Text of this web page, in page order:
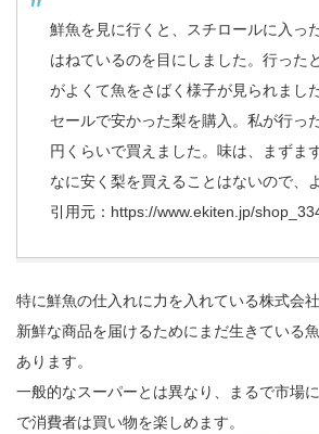
鮮魚を見に行くと、スチロールに入っ
はねているのを目にしました。行った
がよくて魚をさばく様子が見られました
セールで安かった梨を購入。私が行っ
円くらいで買えました。味は、まずま
なに安く梨を買えることはないので、
引用元： https://www.ekiten.jp/
特に鮮魚の仕入れに力を入れている株式会
新鮮な商品を届けるためにまだ生きている
あります。
一般的なスーパーとは異なり、まるで市場
で消費者は買い物を楽しめます。